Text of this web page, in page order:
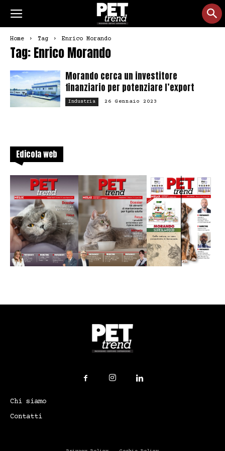
Home Tag Enrico Morando
Tag: Enrico Morando
Morando cerca un investitore
finanziario per potenziare l’export
Industria 26 Gennaio 2023
Edicola web
Chi siamo
Contatti